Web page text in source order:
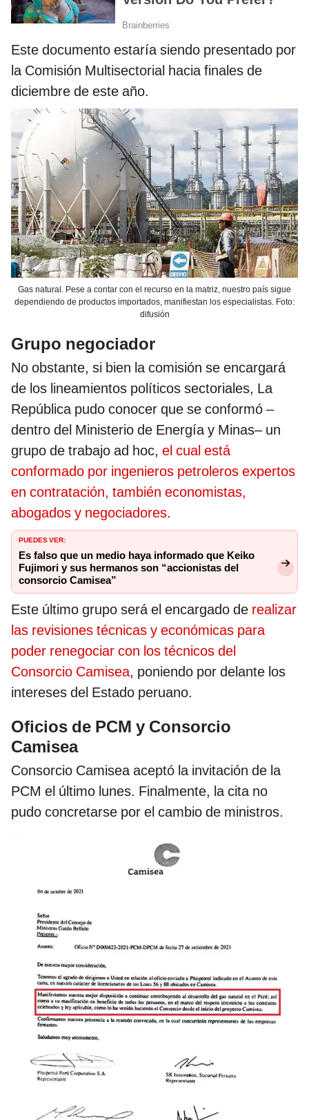
Este documento estaría siendo presentado por
la Comisión Multisectorial hacia finales de
diciembre de este año.
Gas natural. Pese a contar con el recurso en la matriz, nuestro país sigue
dependiendo de productos importados, manifiestan los especialistas. Foto:
difusión
Grupo negociador
No obstante, si bien la comisión se encargará
de los lineamientos políticos sectoriales, La
República pudo conocer que se conformó –
dentro del Ministerio de Energía y Minas– un
grupo de trabajo ad hoc, el cual está
conformado por ingenieros petroleros expertos
en contratación, también economistas,
abogados y negociadores.
PUEDES VER:
Es falso que un medio haya informado que Keiko
Fujimori y sus hermanos son “accionistas del
consorcio Camisea”
Este último grupo será el encargado de realizar
las revisiones técnicas y económicas para
poder renegociar con los técnicos del
Consorcio Camisea, poniendo por delante los
intereses del Estado peruano.
Oficios de PCM y Consorcio
Camisea
Consorcio Camisea aceptó la invitación de la
PCM el último lunes. Finalmente, la cita no
pudo concretarse por el cambio de ministros.